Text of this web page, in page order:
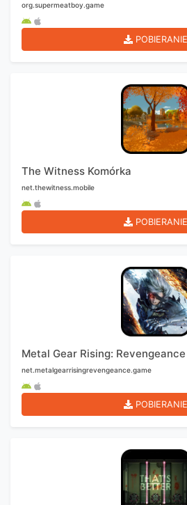
org.supermeatboy.game
POBIERANIE
The Witness Komórka
net.thewitness.mobile
POBIERANIE
Metal Gear Rising:
net.metalgearrisingrevengeance.game
POBIERANIE